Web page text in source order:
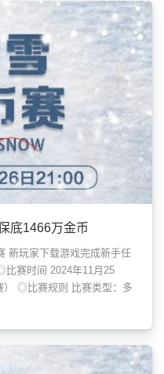
底1466万金币
新玩家下载游戏完成新手任
赛时间 2024年11月25
） ◎比赛规则 比赛类型：多